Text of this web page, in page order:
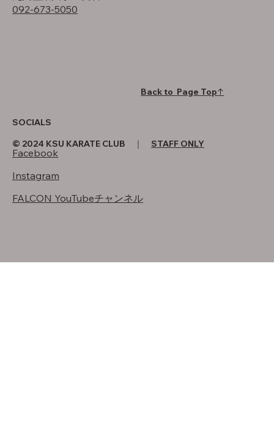
092-673-5050
SOCIALS
Facebook
Instagram
FALCON YouTubeチャンネル
Back to Page Top↑
© 2024 KSU KARATE CLUB ｜ STAFF ONLY